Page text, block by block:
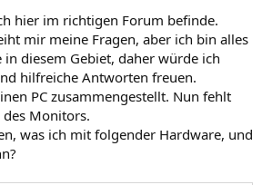
hier im richtigen Forum befinde.
mir meine Fragen, aber ich bin alles
in diesem Gebiet, daher würde ich
hilfreiche Antworten freuen.
PC zusammengestellt. Nun fehlt
Monitors.
was ich mit folgender Hardware, und